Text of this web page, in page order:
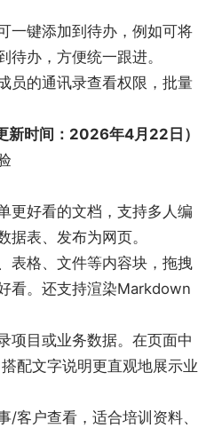
和完善的企业管理能力，
游实时共享工作资料，安全
】
、群管理工具、客户朋友
下载应用、班级群、通
校互联
、政民朋友圈、居民上
、设备巡检、客户联系、
永不过期的群二维码、
合规存档、服务质量合
理、聊天敏感词
键添加到待办，例如可将
待办，方便统一跟进。
的通讯录查看权限，批量
新时间：2026年4月22日）
好看的文档，支持多人编
据表、发布为网页。
格、文件等内容块，拖拽
看。还支持渲染Markdown
目或业务数据。在页面中
配文字说明更直观地展示业
户查看，适合培训资料、